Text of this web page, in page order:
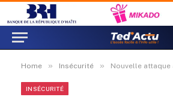
Home » Insécurité » Nouvelle attaque armée contre un
INSÉCURITÉ